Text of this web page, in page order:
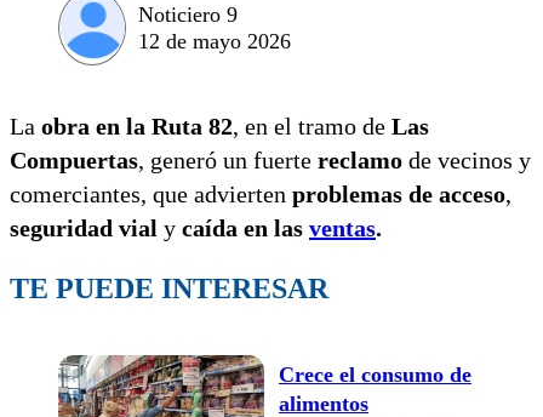
Noticiero 9
12 de mayo 2026
La obra en la Ruta 82, en el tramo de Las
Compuertas, generó un fuerte reclamo de vecinos y
comerciantes, que advierten problemas de acceso,
seguridad vial y caída en las ventas.
TE PUEDE INTERESAR
Crece el consumo de
alimentos